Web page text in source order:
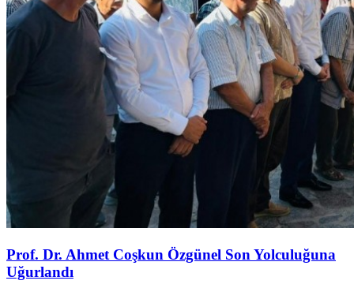
Prof. Dr. Ahmet Coşkun Özgünel Son Yolculuğuna
Uğurlandı